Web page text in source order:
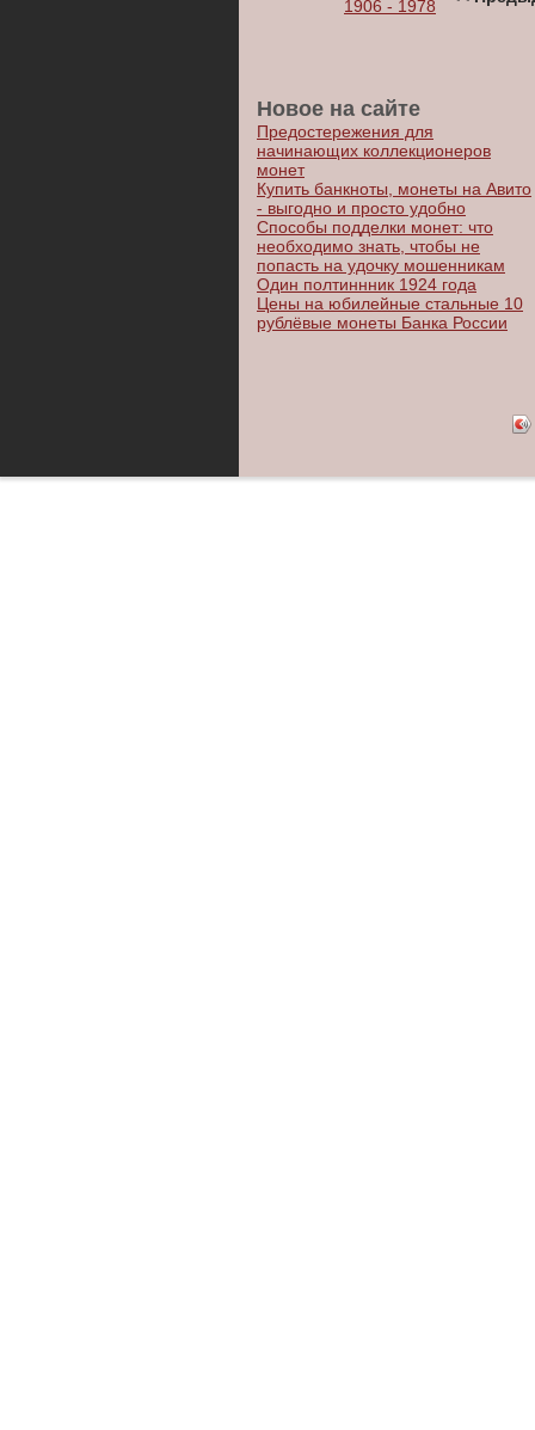
1906 - 1978
Новое на сайте
Предостережения для
начинающих коллекционеров
монет
Купить банкноты, монеты на Авито
- выгодно и просто удобно
Способы подделки монет: что
необходимо знать, чтобы не
попасть на удочку мошенникам
Один полтиннник 1924 года
Цены на юбилейные стальные 10
рублёвые монеты Банка России